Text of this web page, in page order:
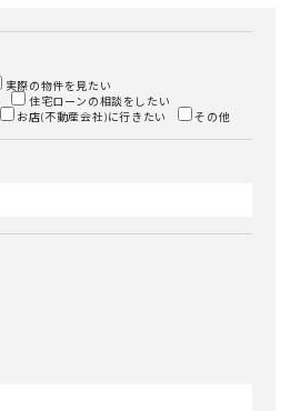
実際の物件を見たい
住宅ローンの相談をしたい
お店(不動産会社)に行きたい その他